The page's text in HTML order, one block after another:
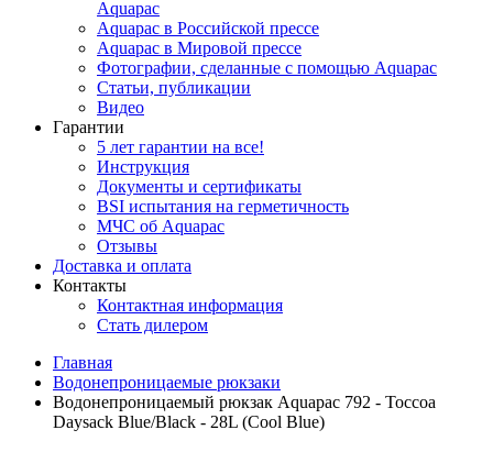
Aquapac
Aquapac в Российской прессе
Aquapac в Мировой прессе
Фотографии, сделанные с помощью Aquapac
Статьи, публикации
Видео
Гарантии
5 лет гарантии на все!
Инструкция
Документы и сертификаты
BSI испытания на герметичность
МЧС об Aquapac
Отзывы
Доставка и оплата
Контакты
Контактная информация
Стать дилером
Главная
Водонепроницаемые рюкзаки
Водонепроницаемый рюкзак Aquapac 792 - Toccoa
Daysack Blue/Black - 28L (Cool Blue)